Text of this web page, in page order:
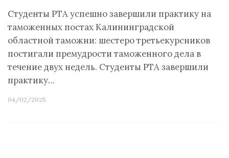
Студенты РТА успешно завершили практику на
таможенных постах Калининградской
областной таможни: шестеро третьекурсников
постигали премудрости таможенного дела в
течение двух недель. Студенты РТА завершили
практику…
04/02/2025